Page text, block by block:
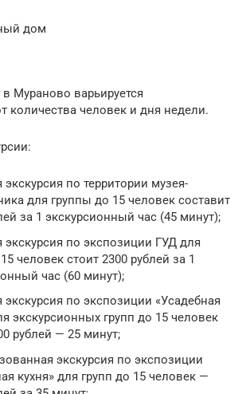
дом
Мураново варьируется
количества человек и дня недели.
экскурсия по территории музея-
для группы до 15 человек составит
за 1 экскурсионный час (45 минут);
экскурсия по экспозиции ГУД для
человек стоит 2300 рублей за 1
час (60 минут);
экскурсия по экспозиции «Усадебная
экскурсионных групп до 15 человек
рублей — 25 минут;
экскурсия по экспозиции
кухня» для групп до 15 человек —